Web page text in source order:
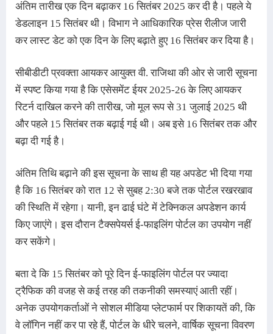
अंतिम तारीख एक दिन बढ़ाकर 16 सितंबर 2025 कर दी है। पहले ये
डेडलाइन 15 सितंबर थी। विभाग ने आधिकारिक प्रेस रीलीज जारी
कर लास्ट डेट को एक दिन के लिए बढ़ाते हुए 16 सितंबर कर दिया है।
सीबीडीटी प्रवक्ता आयकर आयुक्त वी. राजिथा की ओर से जारी सूचना
में स्पष्ट किया गया है कि एसेसमेंट ईयर 2025-26 के लिए आयकर
रिटर्न दाखिल करने की तारीख, जो मूल रूप से 31 जुलाई 2025 थी
और पहले 15 सितंबर तक बढ़ाई गई थी। अब इसे 16 सितंबर तक और
बढ़ा दी गई है।
अंतिम तिथि बढ़ाने की इस सूचना के साथ ही यह अपडेट भी दिया गया
है कि 16 सितंबर को रात 12 से सुबह 2:30 बजे तक पोर्टल रखरखाव
की स्थिति में रहेगा। यानी, इन ढाई घंटे में टेक्निकल अपडेशन कार्य
किए जाएंगे। इस दौरान टैक्सपेयर्स ई-फाइलिंग पोर्टल का उपयोग नहीं
कर सकेंगे।
बता दे कि 15 सितंबर को पूरे दिन ई-फाइलिंग पोर्टल पर ज्यादा
ट्रैफिक की वजह से कई तरह की तकनीकी समस्याएं आती रहीं।
अनेक उपयोगकर्ताओं ने सोशल मीडिया प्लेटफार्म पर शिकायतें की, कि
वे लॉगिन नहीं कर पा रहे हैं, पोर्टल के धीरे चलने, वार्षिक सूचना विवरण